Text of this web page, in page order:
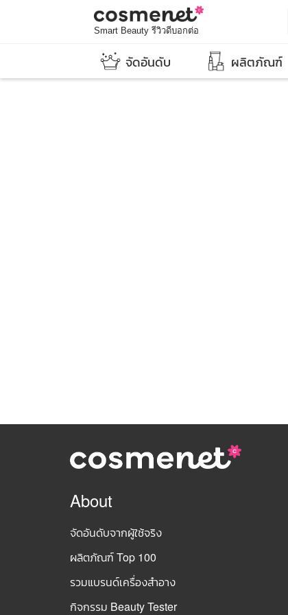
Smart Beauty รีวิวดีบอกต่อ
จัดอันดับ ผลิตภัณฑ์
About
จัดอันดับจากผู้ใช้จริง
ผลิตภัณฑ์ Top 100
รวมแบรนด์เครื่องสำอาง
กิจกรรม Beauty Tester